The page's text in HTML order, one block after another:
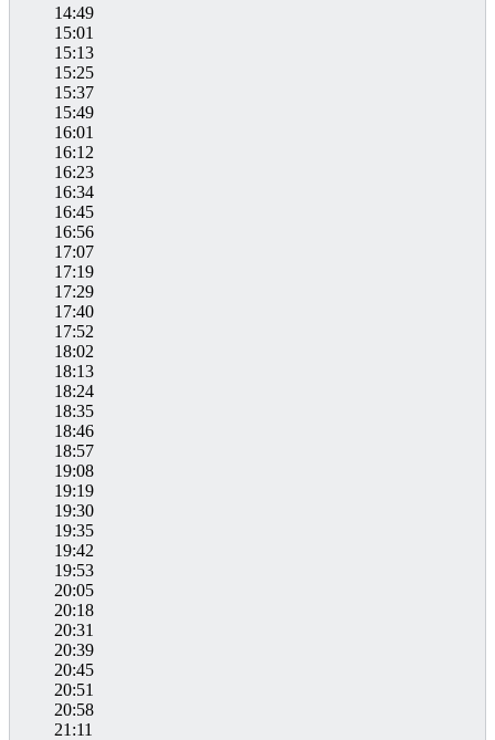
14:49
15:01
15:13
15:25
15:37
15:49
16:01
16:12
16:23
16:34
16:45
16:56
17:07
17:19
17:29
17:40
17:52
18:02
18:13
18:24
18:35
18:46
18:57
19:08
19:19
19:30
19:35
19:42
19:53
20:05
20:18
20:31
20:39
20:45
20:51
20:58
21:11